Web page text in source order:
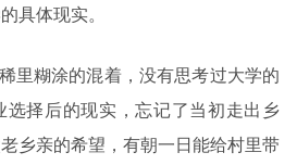
具体现实。
里糊涂的混着，没有思考过大学的
择后的现实，忘记了当初走出乡
乡亲的希望，有朝一日能给村里带